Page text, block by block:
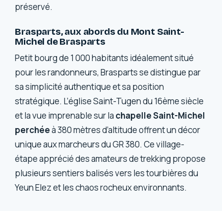
préservé.
Brasparts, aux abords du Mont Saint-
Michel de Brasparts
Petit bourg de 1 000 habitants idéalement situé
pour les randonneurs, Brasparts se distingue par
sa simplicité authentique et sa position
stratégique. L’église Saint-Tugen du 16ème siècle
et la vue imprenable sur la chapelle Saint-Michel
perchéeà 380 mètres d’altitude offrent un décor
unique aux marcheurs du GR 380. Ce village-
étape apprécié des amateurs de trekking propose
plusieurs sentiers balisés vers les tourbières du
Yeun Elez et les chaos rocheux environnants.